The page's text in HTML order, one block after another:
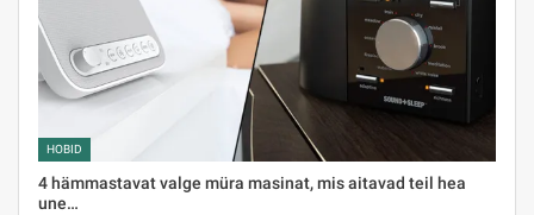
HOBID
4 hämmastavat valge müra masinat, mis aitavad teil hea
une…